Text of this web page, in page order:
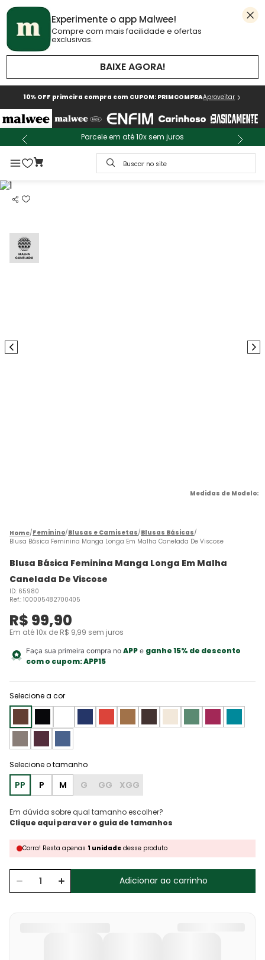
Experimente o app Malwee!
Compre com mais facilidade e ofertas
exclusivas.
BAIXE AGORA!
10% OFF primeira compra com CUPOM: PRIMCOMPRAAproveitar
Parcele em até 10x sem juros
Buscar no site
Feminino Blusas e Camisetas Blusas Básicas
Blusa Básica Feminina Manga Longa Em Malha Canelada De Viscose
Blusa Básica Feminina Manga Longa Em Malha
Canelada De Viscose
ID: 65980
Ref.: 100005482700405
R$ 99,90
Em até10x de R$ 9,99 sem juros
Faça sua primeira compra no APPe ganhe 15% de desconto
com o cupom:APP15
Selecione a cor
PP P M G GG XGG
Em dúvida sobre qual tamanho escolher?
Corra! Resta apenas 1 unidade desse produto
Adicionar ao carrinho